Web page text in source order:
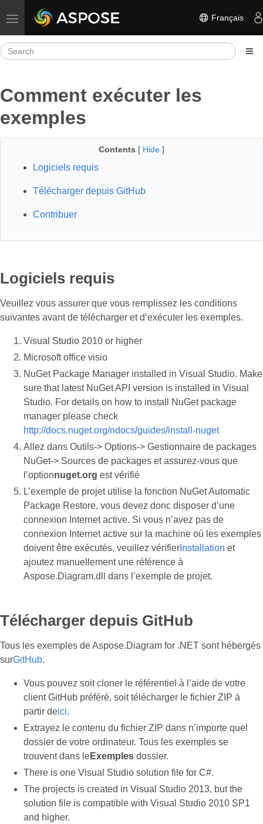
Toggle navigation Français
Comment exécuter les
exemples
Contents [ Hide ]
Logiciels requis
Télécharger depuis GitHub
Contribuer
Logiciels requis
Veuillez vous assurer que vous remplissez les conditions
suivantes avant de télécharger et d’exécuter les exemples.
Visual Studio 2010 or higher
Microsoft office visio
NuGet Package Manager installed in Visual Studio. Make
sure that latest NuGet API version is installed in Visual
Studio. For details on how to install NuGet package
manager please check
http://docs.nuget.org/ndocs/guides/install-nuget
Allez dans Outils-> Options-> Gestionnaire de packages
NuGet-> Sources de packages et assurez-vous que
l’optionnuget.org est vérifié
L’exemple de projet utilise la fonction NuGet Automatic
Package Restore, vous devez donc disposer d’une
connexion Internet active. Si vous n’avez pas de
connexion Internet active sur la machine où les exemples
doivent être exécutés, veuillez vérifier Installation et
ajoutez manuellement une référence à
Aspose.Diagram.dll dans l’exemple de projet.
Télécharger depuis GitHub
Tous les exemples de Aspose.Diagram for .NET sont hébergés
surGitHub.
Vous pouvez soit cloner le référentiel à l’aide de votre
client GitHub préféré, soit télécharger le fichier ZIP à
partir deici.
Extrayez le contenu du fichier ZIP dans n’importe quel
dossier de votre ordinateur. Tous les exemples se
trouvent dans leExemples dossier.
There is one Visual Studio solution file for C#.
The projects is created in Visual Studio 2013, but the
solution file is compatible with Visual Studio 2010 SP1
and higher.